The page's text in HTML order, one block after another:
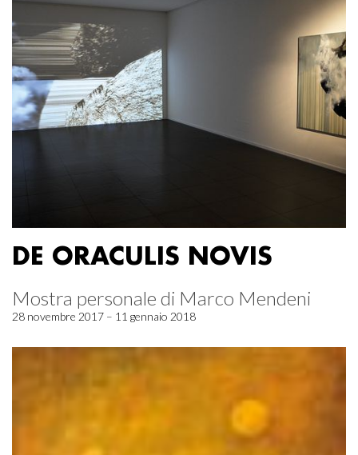
DE ORACULIS NOVIS
Mostra personale di Marco Mendeni
28 novembre 2017 – 11 gennaio 2018